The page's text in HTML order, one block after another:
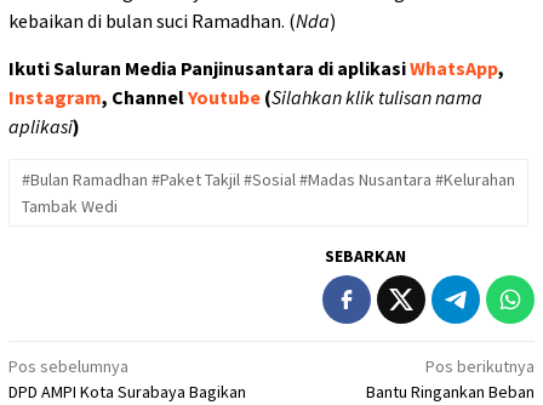
kebaikan di bulan suci Ramadhan. (Nda)
Ikuti Saluran Media Panjinusantara di aplikasiWhatsApp,
Instagram, ChannelYoutube (Silahkan klik tulisan nama
aplikasi)
#Bulan Ramadhan #Paket Takjil #Sosial #Madas Nusantara #Kelurahan
Tambak Wedi
SEBARKAN
Navigasi
Pos sebelumnya
DPD AMPI Kota Surabaya Bagikan
Pos berikutnya
Bantu Ringankan Beban